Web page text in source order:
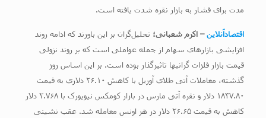
مدت برای فشار به بازار نقره شدت یافته است.
اقتصادآنلاین– اکرم شعبانی؛ تحلیل‌گران بر این باورند که ادامه روند
افزایشی بازارهای سهام از جمله عواملی است که بر روند نزولی
قیمت بازار فلزات گرانبها تاثیرگذار بوده است. بر این اساس روز
گذشته، معاملات آتی طلای آوریل با کاهش ۲۶.۱۰ دلاری به قیمت
۱۸۳۷.۸۰ دلار و نقره آتی مارس در بازار کومکس نیویورک با ۲.۷۶۸ دلار
کاهش به قیمت ۲۶.۶۵ دلار در هر اونس معامله شد. عقب نشینی